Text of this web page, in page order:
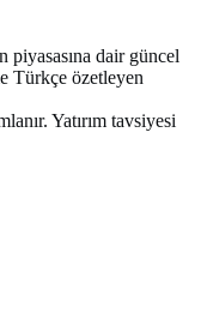
dair güncel
Türkçe özetleyen
Yatırım tavsiyesi